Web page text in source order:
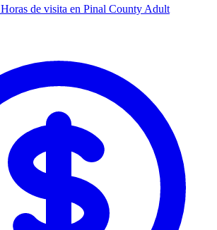
Horas de visita en Pinal County Adult